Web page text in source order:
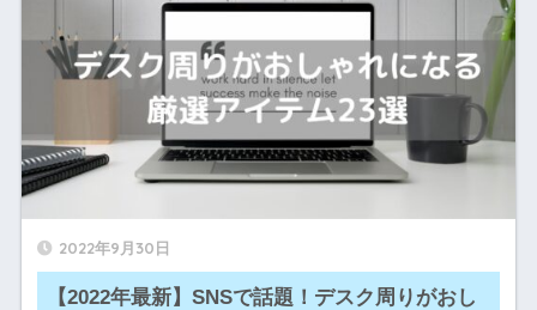
2022年9月30日
【2022年最新】SNSで話題！デスク周りがおし